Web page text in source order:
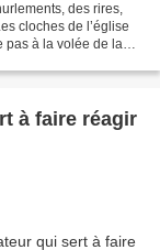
des rires,
cloches de l’église
pas à la volée de la
à faire réagir